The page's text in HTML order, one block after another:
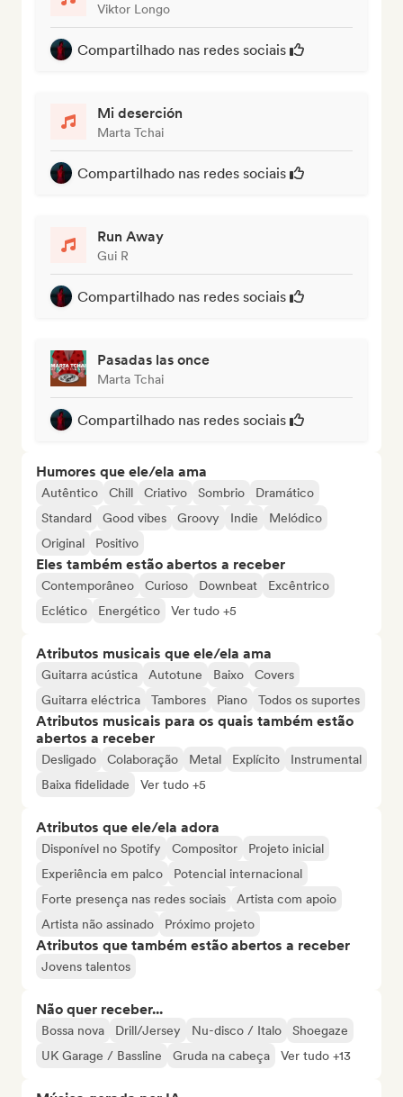
Viktor Longo
Compartilhado nas redes sociais
Mi deserción
Marta Tchai
Compartilhado nas redes sociais
Run Away
Gui R
Compartilhado nas redes sociais
Pasadas las once
Marta Tchai
Compartilhado nas redes sociais
Humores que ele/ela ama
Autêntico Chill Criativo Sombrio
Dramático
Standard
Good vibes Groovy Indie
Melódico
Original
Positivo
Eles também estão abertos a receber
Contemporâneo Curioso Downbeat
Excêntrico
Eclético
Energético Ver tudo +5
Atributos musicais que ele/ela ama
Guitarra acústica Autotune Baixo
Covers
Guitarra eléctrica
Tambores Piano Todos os suportes
Atributos musicais para os quais também estão
abertos a receber
Desligado Colaboração Metal Explícito
Instrumental
Baixa fidelidade
Ver tudo +5
Atributos que ele/ela adora
Disponível no Spotify Compositor
Projeto inicial
Experiência em palco
Potencial internacional
Forte presença nas redes sociais
Artista com apoio
Artista não assinado
Próximo projeto
Atributos que também estão abertos a receber
Jovens talentos
Não quer receber...
Bossa nova Drill/Jersey Nu-disco / Italo
Shoegaze
UK Garage / Bassline
Gruda na cabeça Ver tudo +13